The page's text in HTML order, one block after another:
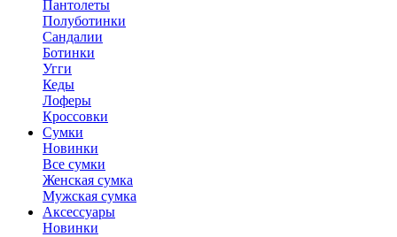
Пантолеты
Полуботинки
Сандалии
Ботинки
Угги
Кеды
Лоферы
Кроссовки
Сумки
Новинки
Все сумки
Женская сумка
Мужская сумка
Аксессуары
Новинки